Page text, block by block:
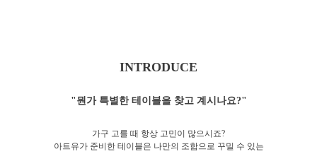
INTRODUCE
"뭔가 특별한 테이블을 찾고 계시나요?"
가구 고를 때 항상 고민이 많으시죠?
아트유가 준비한 테이블은 나만의 조합으로 꾸밀 수 있는